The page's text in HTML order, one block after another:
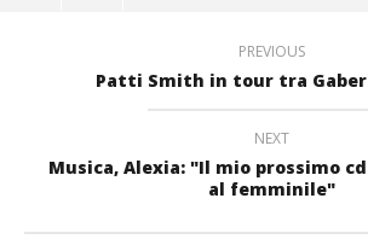
PREVIOUS
Patti Smith in tour tra Gaber
NEXT
Musica, Alexia: "Il mio prossimo
al femminile"